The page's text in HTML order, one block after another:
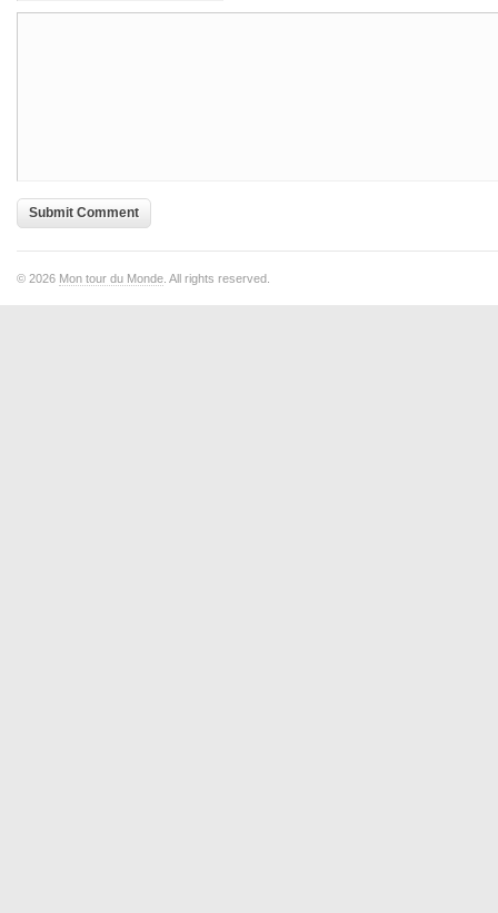
© 2026 Mon tour du Monde . All rights reserved.